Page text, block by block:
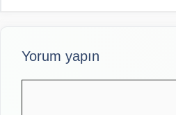
Yorum yapın